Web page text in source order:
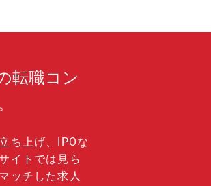
転職コン
ち上げ、IPOな
イトでは見ら
ッチした求人